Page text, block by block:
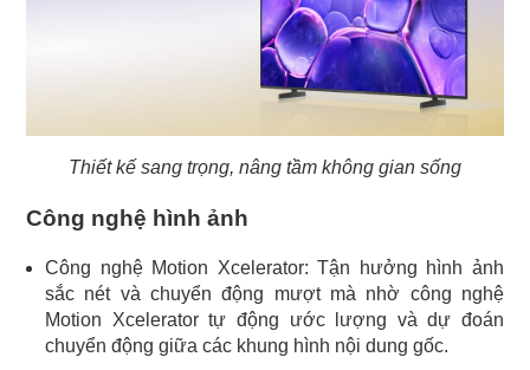
Thiết kế sang trọng, nâng tầm không gian sống
Công nghệ hình ảnh
Công nghệ Motion Xcelerator: Tận hưởng hình ảnh
sắc nét và chuyển động mượt mà nhờ công nghệ
Motion Xcelerator tự động ước lượng và dự đoán
chuyển động giữa các khung hình nội dung gốc.